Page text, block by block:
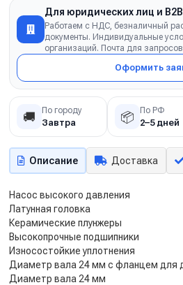
Для юридических лиц и B2B
Работаем с НДС, безналичный
документы. Индивидуальные
организаций. Почта для запросов
Оформить
🚚 По городу
Завтра 📦 По РФ
2–5 дней
Описание Доставка
Насос высокого давления
Латунная головка
Керамические плунжеры
Высокопрочные подшипники
Износостойкие уплотнения
Диаметр вала 24 мм с фланцем для
Диаметр вала 24 мм